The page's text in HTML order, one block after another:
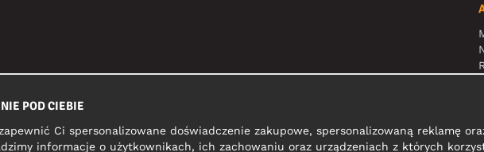
POD CIEBIE
Ci spersonalizowane doświadczenie zakupowe, spersonalizowaną reklamę
informacje o użytkownikach, ich zachowaniu oraz urządzeniach z których